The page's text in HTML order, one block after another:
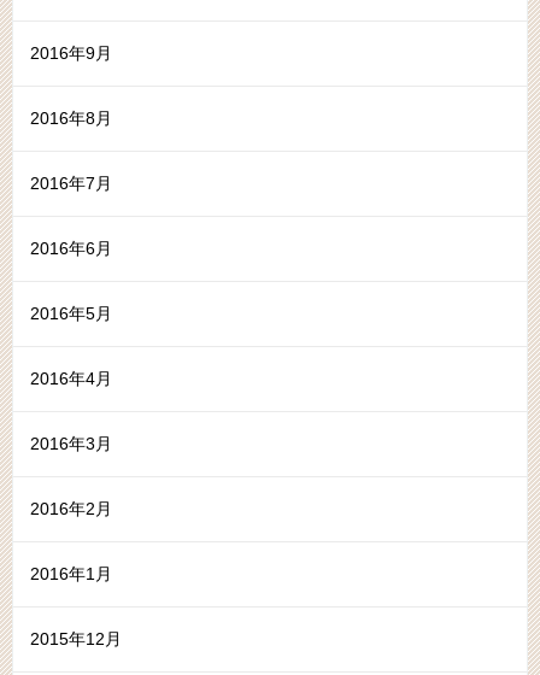
2016年9月
2016年8月
2016年7月
2016年6月
2016年5月
2016年4月
2016年3月
2016年2月
2016年1月
2015年12月